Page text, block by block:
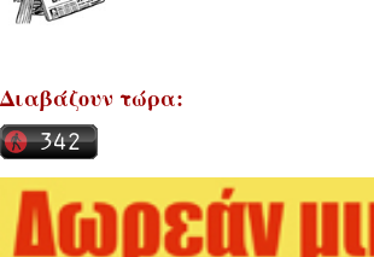
Διαβάζουν τώρα: